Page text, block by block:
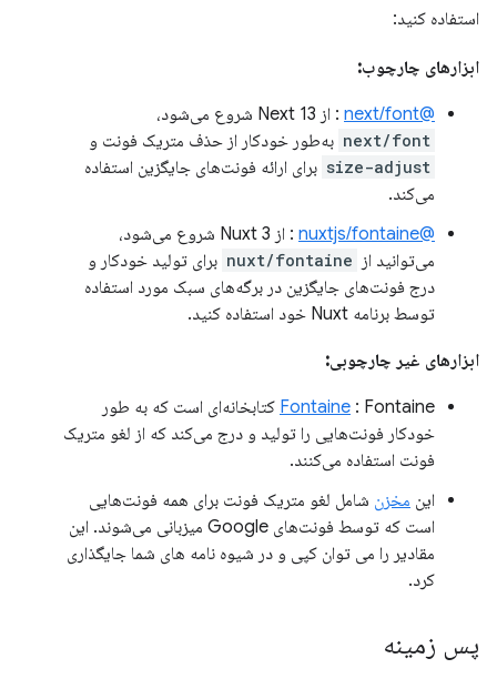
استفاده کنید:
ابزارهای چارچوب:
@next/font : از Next 13 شروع می‌شود،
next/font به‌طور خودکار از حذف متریک فونت و
size-adjust برای ارائه فونت‌های جایگزین استفاده
می‌کند.
@nuxtjs/fontaine
: از Nuxt 3 شروع می‌شود،
می‌توانید از nuxt/fontaine برای تولید خودکار و
درج فونت‌های جایگزین در برگه‌های سبک مورد استفاده
توسط برنامه Nuxt خود استفاده کنید.
ابزارهای غیر چارچوبی:
Fontaine : Fontaine کتابخانه‌ای است که به طور
خودکار فونت‌هایی را تولید و درج می‌کند که از لغو متریک
فونت استفاده می‌کنند.
این مخزن شامل لغو متریک فونت برای همه فونت‌هایی
است که توسط فونت‌های Google میزبانی می‌شوند. این
مقادیر را می توان کپی و در شیوه نامه های شما جایگذاری
کرد.
پس زمینه